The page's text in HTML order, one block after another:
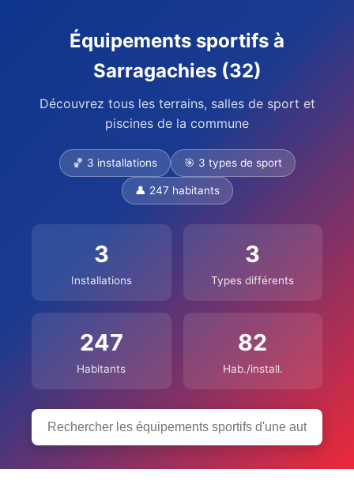
Équipements sportifs à
Sarragachies (32)
Découvrez tous les terrains, salles de sport et
piscines de la commune
🏀 3 installations 🎯 3 types de sport
👤 247 habitants
3
Installations
3
Types différents
247
Habitants
82
Hab./install.